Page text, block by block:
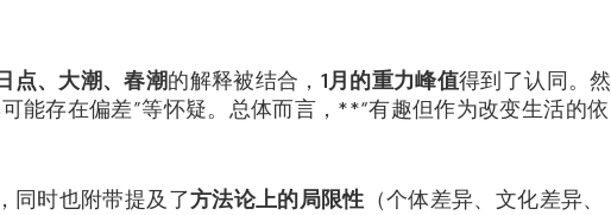
点、大潮、春潮的解释被结合， 1月的重力峰值得到了认同。然
能存在偏差”等怀疑。总体而言，**“有趣但作为改变生活的依
同时也附带提及了方法论上的局限性 （个体差异、文化差异、